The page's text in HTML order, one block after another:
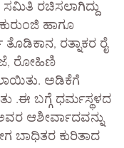
ರಚಿಸಲಾಗಿದ್ದು
ಹಾಗೂ
ರತ್ನಾಕರ ರೈ
ರೋಹಿಣಿ
ಅಡಿಕೆಗೆ
.ಈ ಬಗ್ಗೆ ಧರ್ಮಸ್ಥಳದ
ಆಶೀರ್ವಾದವನ್ನು
ಕುರಿತಾದ